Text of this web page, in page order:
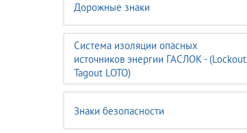
Дорожные знаки
Система изоляции опасных
источников энергии ГАСЛОК - (Lockout
Tagout LOTO)
Знаки безопасности